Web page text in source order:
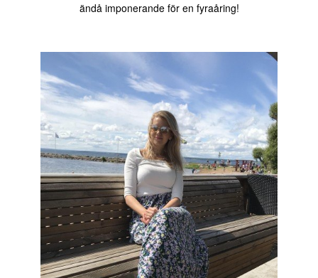
ändå imponerande för en fyraåring!